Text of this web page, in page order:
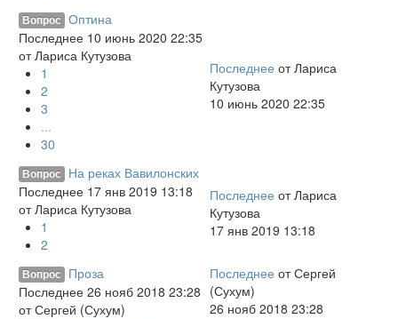
Вопрос Оптина
Последнее 10 июнь 2020 22:35
отЛариса Кутузова
1
2
3
...
30
Последнее отЛариса
Кутузова
10 июнь 2020 22:35
Вопрос На реках Вавилонских
Последнее 17 янв 2019 13:18
отЛариса Кутузова
1
2
Последнее отЛариса
Кутузова
17 янв 2019 13:18
Вопрос Проза
Последнее 26 нояб 2018 23:28
отСергей (Сухум)
Последнее отСергей
(Сухум)
26 нояб 2018 23:28